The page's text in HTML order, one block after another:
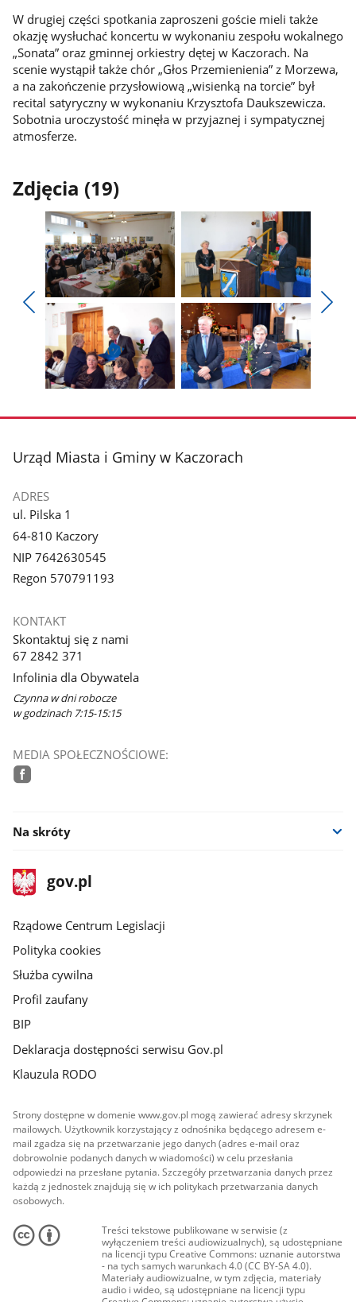
W drugiej części spotkania zaproszeni goście mieli także
okazję wysłuchać koncertu w wykonaniu zespołu wokalnego
„Sonata” oraz gminnej orkiestry dętej w Kaczorach. Na
scenie wystąpił także chór „Głos Przemienienia” z Morzewa,
a na zakończenie przysłowiową „wisienką na torcie” był
recital satyryczny w wykonaniu Krzysztofa Daukszewicza.
Sobotnia uroczystość minęła w przyjaznej i sympatycznej
atmosferze.
Zdjęcia (19)
Pokaż
poprzednie
zdjęcia
Pokaż
zdjęcie
z
galerii.
Pokaż
zdjęcie
2
z
galerii.
galerii.
galerii.
stopka
Urząd Miasta i Gminy w Kaczorach
ADRES
ul. Pilska 1
64-810 Kaczory
NIP 7642630545
Regon 570791193
KONTAKT
Skontaktuj się z nami
67 2842 371
Infolinia dla Obywatela
Czynna w dni robocze
w godzinach 7:15-15:15
MEDIA SPOŁECZNOŚCIOWE:
Na skróty
stopka
gov.plStrona
gov.pl
Rządowe Centrum Legislacji
Polityka cookies
Służba cywilna
Profil zaufany
BIP
Deklaracja dostępności serwisu Gov.pl
Klauzula RODO
Strony dostępne w domenie www.gov.pl mogą zawierać adresy skrzynek
mailowych. Użytkownik korzystający z odnośnika będącego adresem e-
mail zgadza się na przetwarzanie jego danych (adres e-mail oraz
dobrowolnie podanych danych w wiadomości) w celu przesłania
odpowiedzi na przesłane pytania. Szczegóły przetwarzania danych przez
każdą z jednostek znajdują się w ich politykach przetwarzania danych
osobowych.
Treści tekstowe publikowane w serwisie (z
wyłączeniem treści audiowizualnych), są udostępniane
na licencji typu Creative Commons: uznanie autorstwa
- na tych samych warunkach 4.0 (CC BY-SA 4.0).
Materiały audiowizualne, w tym zdjęcia, materiały
audio i wideo, są udostępniane na licencji typu